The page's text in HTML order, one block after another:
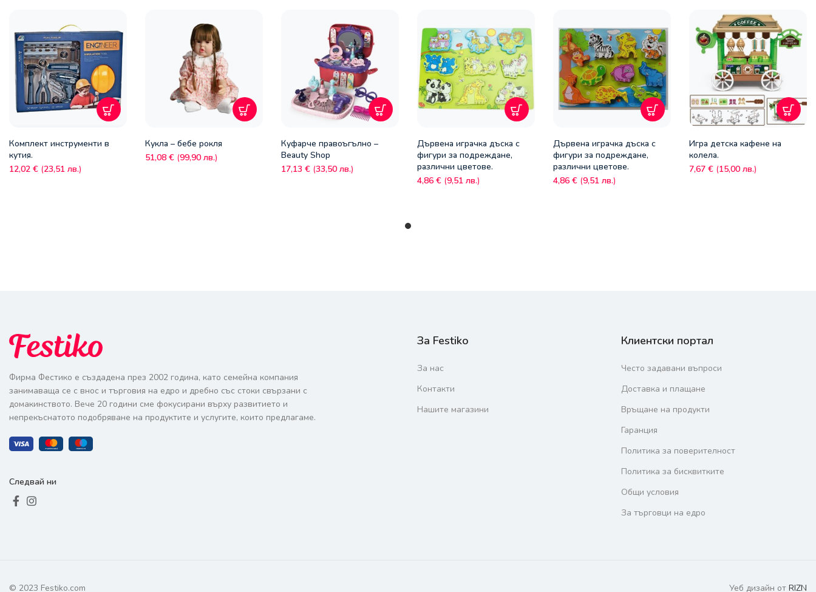
Комплект инструменти в
кутия.
12,02 € (23,51 лв.)
Кукла – бебе рокля
51,08 € (99,90 лв.)
Куфарче правоъгълно –
Beauty Shop
17,13 € (33,50 лв.)
Дървена играчка дъска с
фигури за подреждане,
различни цветове.
4,86 € (9,51 лв.)
Дървена играчка дъска с
фигури за подреждане,
различни цветове.
4,86 € (9,51 лв.)
Игра детска кафене на
колела.
7,67 € (15,00 лв.)
Фирма Фестико е създадена през 2002 година, като семейна компания
занимаваща се с внос и търговия на едро и дребно със стоки свързани с
домакинството. Вече 20 години сме фокусирани върху развитието и
непрекъснатото подобряване на продуктите и услугите, които предлагаме.
Следвай ни
За Festiko
За нас
Контакти
Нашите магазини
Клиентски портал
Често задавани въпроси
Доставка и плащане
Връщане на продукти
Гаранция
Политика за поверителност
Политика за бисквитките
Общи условия
За търговци на едро
© 2023 Festiko.com Уеб дизайн от RIZN